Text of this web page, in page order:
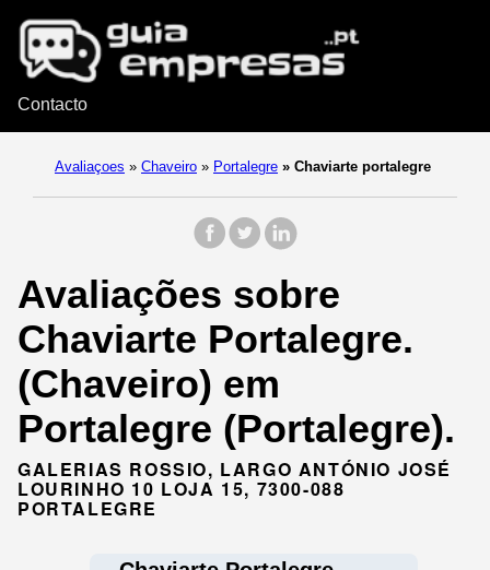
Contacto
Avaliaçoes » Chaveiro » Portalegre » Chaviarte portalegre
Avaliações sobre
Chaviarte Portalegre.
(Chaveiro) em
Portalegre (Portalegre).
GALERIAS ROSSIO, LARGO ANTÓNIO JOSÉ
LOURINHO 10 LOJA 15, 7300-088
PORTALEGRE